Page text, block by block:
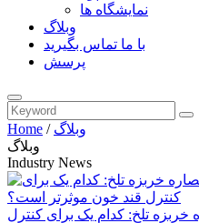
نمایشگاه ها
وبلاگ
با ما تماس بگیرید
پرسش
Home / وبلاگ
وبلاگ
Industry News
تلخ: کدام یک برای کنترل